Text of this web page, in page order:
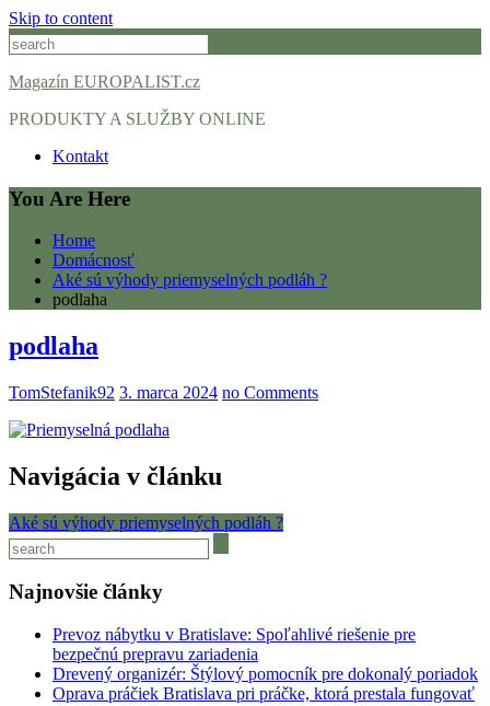
Skip to content
Magazín EUROPALIST.cz
PRODUKTY A SLUŽBY ONLINE
Kontakt
You Are Here
Home
Domácnosť
Aké sú výhody priemyselných podláh ?
podlaha
podlaha
TomStefanik92 3. marca 2024 no Comments
Navigácia v článku
Aké sú výhody priemyselných podláh ?
Najnovšie články
Prevoz nábytku v Bratislave: Spoľahlivé riešenie pre
bezpečnú prepravu zariadenia
Drevený organizér: Štýlový pomocník pre dokonalý poriadok
Oprava práčiek Bratislava pri práčke, ktorá prestala fungovať